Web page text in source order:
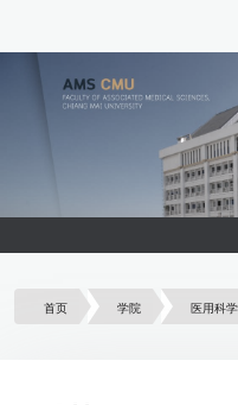
首页 学院 医用科